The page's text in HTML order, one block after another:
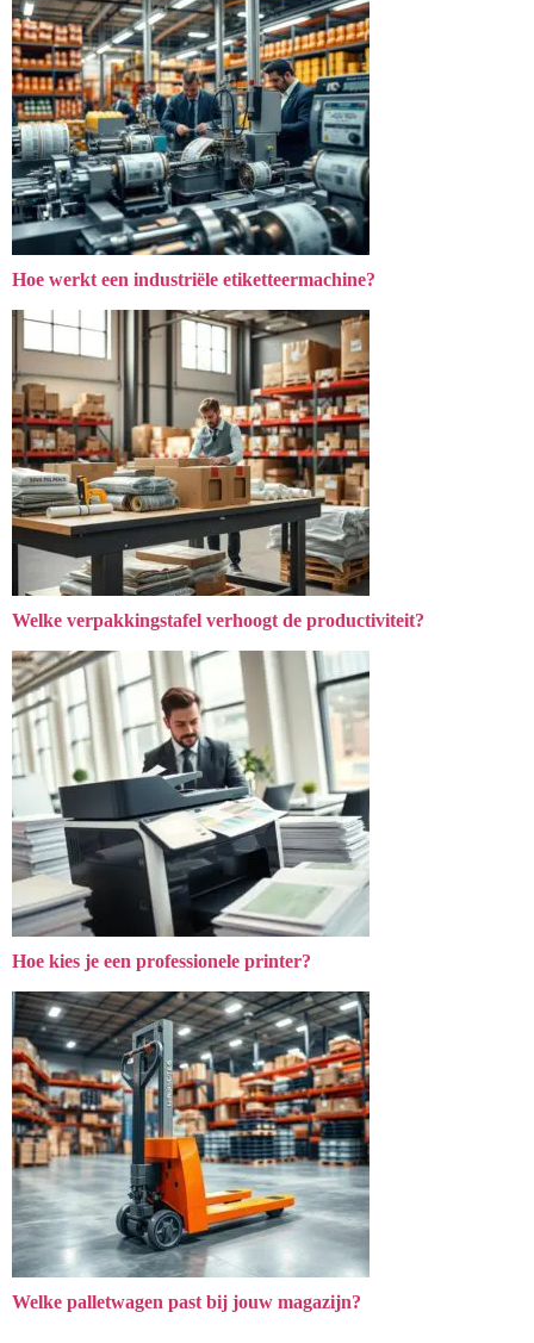
Hoe werkt een industriële etiketteermachine?
Welke verpakkingstafel verhoogt de productiviteit?
Hoe kies je een professionele printer?
Welke palletwagen past bij jouw magazijn?